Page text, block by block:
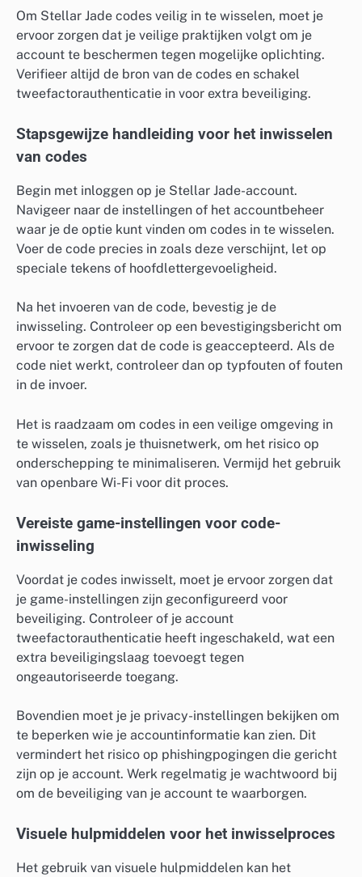
Om Stellar Jade codes veilig in te wisselen, moet je
ervoor zorgen dat je veilige praktijken volgt om je
account te beschermen tegen mogelijke oplichting.
Verifieer altijd de bron van de codes en schakel
tweefactorauthenticatie in voor extra beveiliging.
Stapsgewijze handleiding voor het inwisselen
van codes
Begin met inloggen op je Stellar Jade-account.
Navigeer naar de instellingen of het accountbeheer
waar je de optie kunt vinden om codes in te wisselen.
Voer de code precies in zoals deze verschijnt, let op
speciale tekens of hoofdlettergevoeligheid.
Na het invoeren van de code, bevestig je de
inwisseling. Controleer op een bevestigingsbericht om
ervoor te zorgen dat de code is geaccepteerd. Als de
code niet werkt, controleer dan op typfouten of fouten
in de invoer.
Het is raadzaam om codes in een veilige omgeving in
te wisselen, zoals je thuisnetwerk, om het risico op
onderschepping te minimaliseren. Vermijd het gebruik
van openbare Wi-Fi voor dit proces.
Vereiste game-instellingen voor code-
inwisseling
Voordat je codes inwisselt, moet je ervoor zorgen dat
je game-instellingen zijn geconfigureerd voor
beveiliging. Controleer of je account
tweefactorauthenticatie heeft ingeschakeld, wat een
extra beveiligingslaag toevoegt tegen
ongeautoriseerde toegang.
Bovendien moet je je privacy-instellingen bekijken om
te beperken wie je accountinformatie kan zien. Dit
vermindert het risico op phishingpogingen die gericht
zijn op je account. Werk regelmatig je wachtwoord bij
om de beveiliging van je account te waarborgen.
Visuele hulpmiddelen voor het inwisselproces
Het gebruik van visuele hulpmiddelen kan het